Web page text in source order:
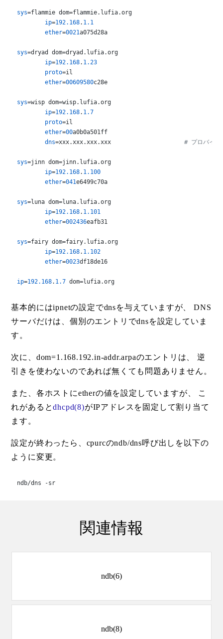
sys=flammie dom=flammie.lufia.org
ip=192.168. 1.1
ether=0021a075d28a
sys=dryad dom=dryad.lufia.org
ip=192.168. 1.23
proto=il
ether=00609580c28e
sys=wisp dom=wisp.lufia.org
ip=192.168. 1.7
proto=il
ether=00a0b0a501ff
dns
=xxx.xxx.xxx.xxx # プロバイダ
sys=jinn dom=jinn.lufia.org
ip=192.168. 1.100
ether=041e6499c70a
sys=luna dom=luna.lufia.org
ip=192.168. 1.101
ether=002436eafb31
sys=fairy dom=fairy.lufia.org
ip=192.168. 1.102
ether=0023df18de16
ip=192.168. 1.7 dom=lufia.org
基本的にはipnetの設定でdnsを与えていますが、 DNS
サーバだけは、個別のエントリでdnsを設定していま
す。
次に、dom=1.168.192.in-addr.arpaのエントリは、 逆
引きを使わないのであれば無くても問題ありません。
また、各ホストにetherの値を設定していますが、 こ
れがあるとdhcpd(8)がIPアドレスを固定して割り当て
ます。
設定が終わったら、cpurcのndb/dns呼び出しを以下の
ように変更。
ndb/dns -sr
関連情報
ndb(6)
ndb(8)